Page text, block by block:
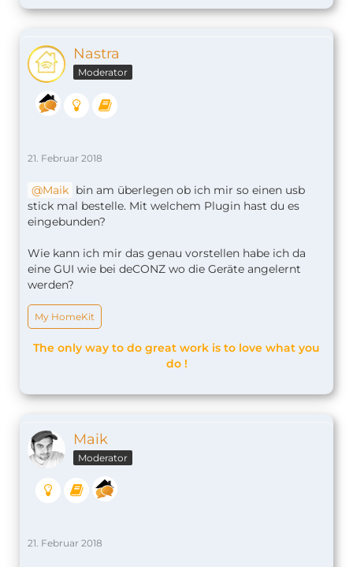
Nastra
Moderator
21. Februar 2018
Maik bin am überlegen ob ich mir so einen usb
stick mal bestelle. Mit welchem Plugin hast du es
eingebunden?
Wie kann ich mir das genau vorstellen habe ich da
eine GUI wie bei deCONZ wo die Geräte angelernt
werden?
My HomeKit
The only way to do great work is to love what you
do !
Maik
Moderator
21. Februar 2018